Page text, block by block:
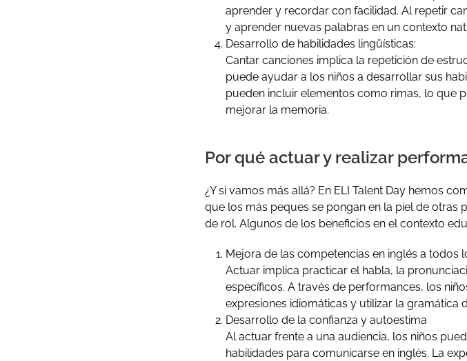
aprender y recordar con facilidad. Al repetir
y aprender nuevas palabras en un contexto
Desarrollo de habilidades lingüísticas:
Cantar canciones implica la repetición de
puede ayudar a los niños a desarrollar sus
pueden incluir elementos como rimas, lo que
mejorar la memoria.
Por qué actuar y realizar
¿Y si vamos más allá? En ELI Talent Day hemos
que los más peques se pongan en la piel de
de rol. Algunos de los beneficios en el contexto
Mejora de las competencias en inglés a todos
Actuar implica practicar el habla, la
específicos. A través de performances, los
expresiones idiomáticas y utilizar la gramática
Desarrollo de la confianza y autoestima
Al actuar frente a una audiencia, los niños
habilidades para comunicarse en inglés. La